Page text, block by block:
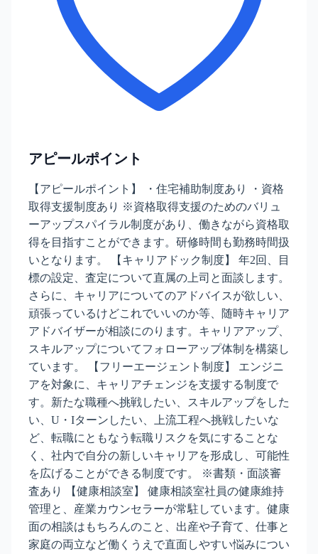
アピールポイント
【アピールポイント】 ・住宅補助制度あり ・資格
取得支援制度あり ※資格取得支援のためのバリュ
ーアップスパイラル制度があり、働きながら資格取
得を目指すことができます。研修時間も勤務時間扱
いとなります。 【キャリアドック制度】 年2回、目
標の設定、査定について直属の上司と面談します。
さらに、キャリアについてのアドバイスが欲しい、
頑張っているけどこれでいいのか等、随時キャリア
アドバイザーが相談にのります。キャリアアップ、
スキルアップについてフォローアップ体制を構築し
ています。 【フリーエージェント制度】 エンジニ
アを対象に、キャリアチェンジを支援する制度で
す。新たな職種へ挑戦したい、スキルアップをした
い、U・Iターンしたい、上流工程へ挑戦したいな
ど、転職にともなう転職リスクを気にすることな
く、社内で自分の新しいキャリアを形成し、可能性
を広げることができる制度です。 ※書類・面談審
査あり 【健康相談室】 健康相談室社員の健康維持
管理と、産業カウンセラーが常駐しています。健康
面の相談はもちろんのこと、出産や子育て、仕事と
家庭の両立など働くうえで直面しやすい悩みについ